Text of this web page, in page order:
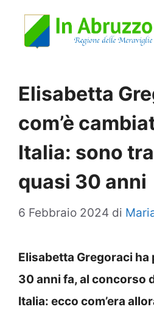
Elisabetta
com’è
Italia: sono
quasi 30 anni
6 Febbraio 2024 di
Elisabetta Gregoraci
30 anni fa, al concorso
Italia: ecco com’era